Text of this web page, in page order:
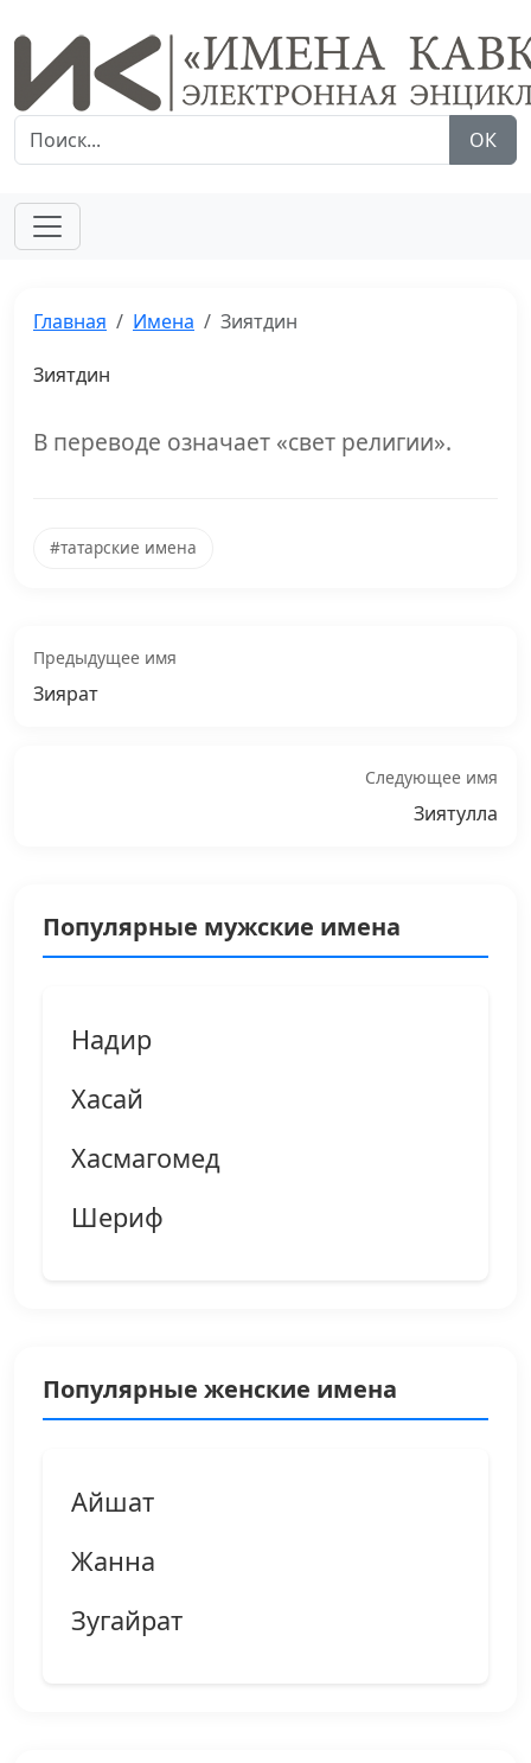
ОК
Главная Имена Зиятдин
Зиятдин
В переводе означает «свет религии».
#татарские имена
Предыдущее имя
Зиярат
Следующее имя
Зиятулла
Популярные мужские имена
Надир
Хасай
Хасмагомед
Шериф
Популярные женские имена
Айшат
Жанна
Зугайрат